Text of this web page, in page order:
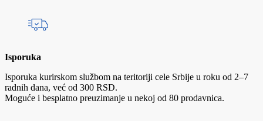
Isporuka
Isporuka kurirskom službom na teritoriji cele Srbije u roku od 2–7
radnih dana, već od 300 RSD.
Moguće i besplatno preuzimanje u nekoj od 80 prodavnica.